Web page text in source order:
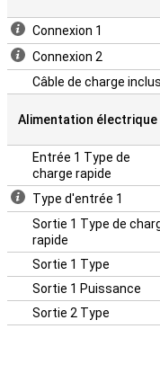
Connexion 1
Connexion 2
Câble de charge inclus
Alimentation électrique
Entrée 1 Type de
charge rapide
Type d'entrée 1
Sortie 1 Type de
rapide
Sortie 1 Type
Sortie 1 Puissance
Sortie 2 Type